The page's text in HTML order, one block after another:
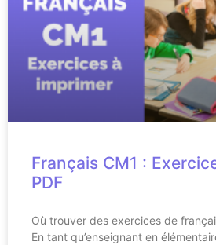
Français CM1 :
PDF
Où trouver des exercices de
En tant qu’enseignant en